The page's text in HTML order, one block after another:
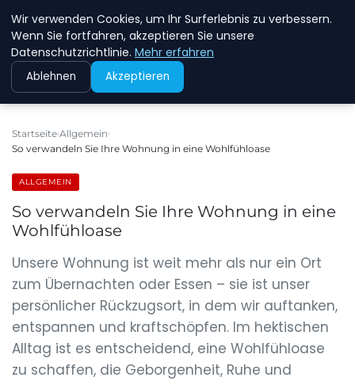
NEW ENERGY JOBS
Startseite Allgemein
So verwandeln Sie Ihre Wohnung in eine Wohlfühloase
ALLGEMEIN
So verwandeln Sie Ihre Wohnung in eine
Wohlfühloase
Unsere Wohnung ist weit mehr als nur ein Ort
zum Übernachten oder Essen – sie ist unser
persönlicher Rückzugsort, in dem wir auftanken,
entspannen und kraftschöpfen. Im hektischen
Alltag ist es entscheidend, eine Wohlfühloase
zu schaffen, die Geborgenheit, Ruhe und
Wir verwenden Cookies, um Ihr Surferlebnis zu verbessern.
Wenn Sie fortfahren, akzeptieren Sie unsere
Datenschutzrichtlinie. Mehr erfahren
Ablehnen Akzeptieren